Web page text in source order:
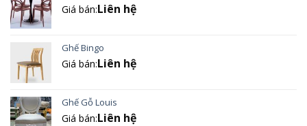
Giá bán:Liên hệ
Ghế Bingo
Giá bán:Liên hệ
Ghế Gỗ Louis
Giá bán:Liên hệ